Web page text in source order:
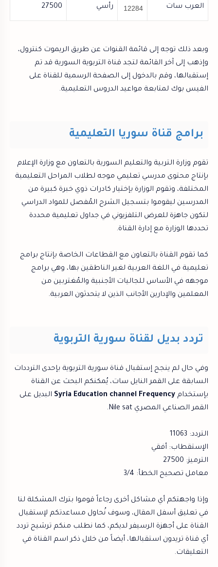
العرب سات 12284 رأسي 27500
وبعد ذلك توجه إلى قائمة القنوات عن طريق الريموت كنترول،
وإذهب إلى آخر القائمة لتجد قناة التربوية السورية قد تم
إستقبالها، وقم بالدخول إلى الصفحة الرسمية للقناة على
الفيس بوك لمتابعة مواعيد الدروس التعليمية.
برامج قناة سوريا التعليمية
تقوم وزارة التربية والتعليم السورية بالتعاون مع وزارة الإعلام
بإنتاج محتوى مدرسي تعليمي موجه لطلاب المراحل التعليمية
المختلفة، وتقوم الوزارة بإختيار كادرات ذوي خبرة كبيرة من
المدرسين ليقوموا بتسجيل الشرح المُفصل للمواد الدراسي
لتكون جاهزة للعرض التلفزيوني في جداول تعليمية محددة
تحددها الوزارة مع إدارة القناة.
كما تقوم القناة بالتعاون مع القطاعات الخاصة بإنتاج برامج
تعليمية في اللغة العربية لغير الناطقين بها، وهي برامج
موجهه في الأساس للجاليات الأجنبية والمُغتربين من
المعلمين والإدارين الأجانب الذين لا يتحدثون العربية.
تردد بديل لقناة سورية التربوية
وفي حال لم ينجح إستقبال قناة سورية التربوية بإحدى الترددات
السابقة على القمر النايل سات، يُمكنكم البحث عن القناة
بإستخدام Syria Education channel Frequency البديل على
القمر الصناعي المصري Nile sat.
التردد: 11063
الإستقطاب: أفقي
الترميز: 27500
معامل تصحيح الخطأ: 3/4
وإذا واجهتكم أي مشاكل أخرى رجاءاً قوموا بترك المشكلة لنا
في تعليق أسفل المقال، وسوف نُحاول مساعدتكم لإستقبال
القناة على أجهزة الرسيفر لديكم، كما نطلب منكم ترشيح تردد
أي قناة تريدون استقبالها، أيضاً من خلال ذكر اسم القناة في
التعليقات.